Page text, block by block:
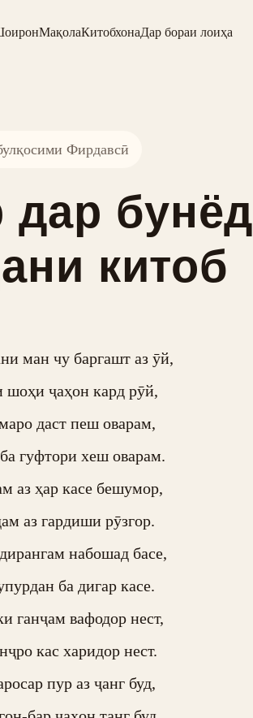
МақолаКитобхонаДар бораи лоиҳа
Фирдавсӣ
дар бунёд
китоб
ман чу баргашт аз ӯй,
шоҳи ҷаҳон кард рӯй,
даст пеш оварам,
гуфтори хеш оварам.
аз ҳар касе бешумор,
аз гардиши рӯзгор.
набошад басе,
ба дигар касе.
ганҷам вафодор нест,
кас харидор нест.
пур аз ҷанг буд,